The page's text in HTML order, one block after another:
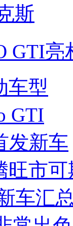
斯
GTI亮
车型
GTI
发新车
旺市可
车汇